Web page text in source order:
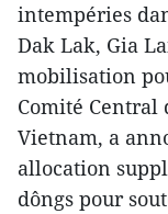
intempéries
Dak Lak, Gia
mobilisation
Comité Central
Vietnam, a
allocation
dôngs pour